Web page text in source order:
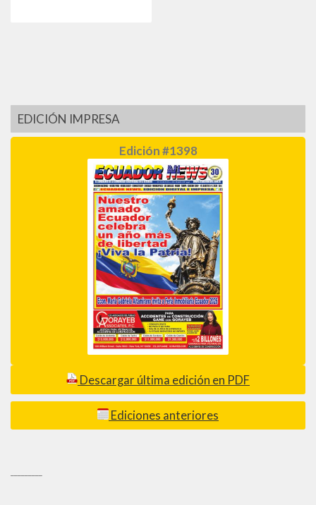
EDICIÓN IMPRESA
Edición #1398
Descargar última edición en PDF
Ediciones anteriores